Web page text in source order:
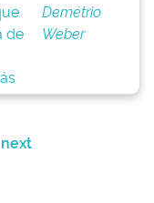
de
Demétrio
Weber
next